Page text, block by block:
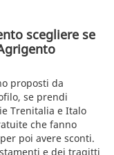
scegliere se
proposti da
se prendi
Trenitalia e Italo
che fanno
poi avere sconti.
e dei tragitti